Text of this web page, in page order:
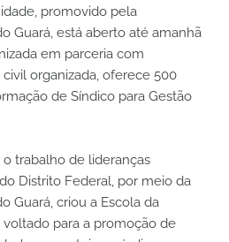
promovido pela
Guará, está aberto até amanhã
em parceria com
organizada, oferece 500
de Síndico para Gestão
trabalho de lideranças
Distrito Federal, por meio da
Guará, criou a Escola da
para a promoção de